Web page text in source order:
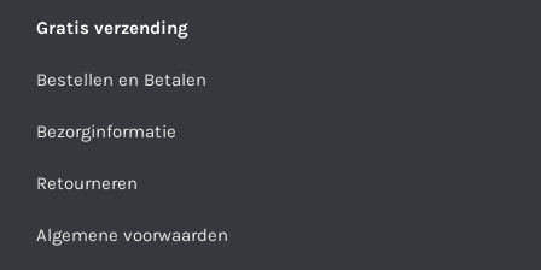
Gratis verzending
Bestellen en Betalen
Bezorginformatie
Retourneren
Algemene voorwaarden